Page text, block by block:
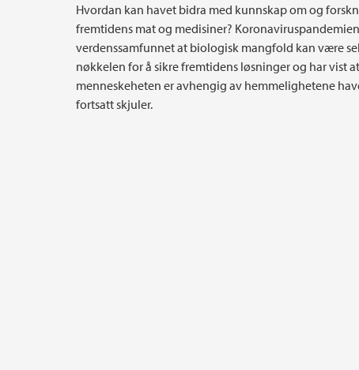
Hvordan kan havet bidra med kunnskap om og
fremtidens mat og medisiner?
verdenssamfunnet at biologisk mangfold kan være
nøkkelen for å sikre fremtidens løsninger og har vist at
menneskeheten er avhengig av hemmelighetene
fortsatt skjuler.